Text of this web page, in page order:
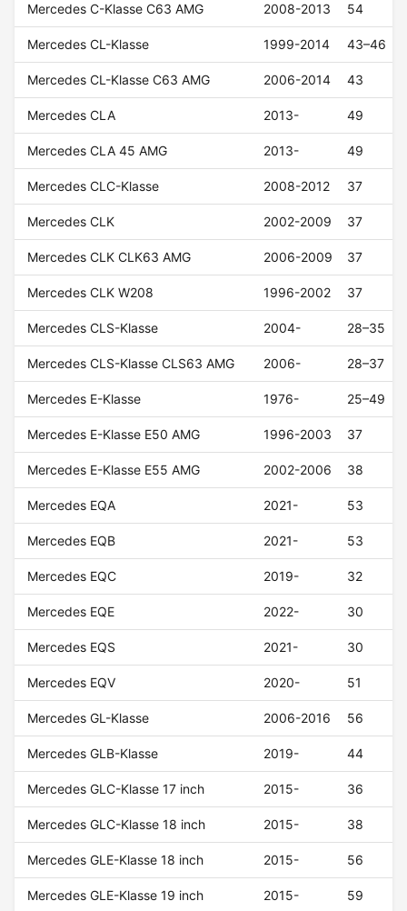
Mercedes C-Klasse C63 AMG 2008-2013 54
Mercedes CL-Klasse 1999-2014 43–46
Mercedes CL-Klasse C63 AMG 2006-2014 43
Mercedes CLA 2013- 49
Mercedes CLA 45 AMG 2013- 49
Mercedes CLC-Klasse 2008-2012 37
Mercedes CLK 2002-2009 37
Mercedes CLK CLK63 AMG 2006-2009 37
Mercedes CLK W208 1996-2002 37
Mercedes CLS-Klasse 2004- 28–35
Mercedes CLS-Klasse CLS63 AMG 2006- 28–37
Mercedes E-Klasse 1976- 25–49
Mercedes E-Klasse E50 AMG 1996-2003 37
Mercedes E-Klasse E55 AMG 2002-2006 38
Mercedes EQA 2021- 53
Mercedes EQB 2021- 53
Mercedes EQC 2019- 32
Mercedes EQE 2022- 30
Mercedes EQS 2021- 30
Mercedes EQV 2020- 51
Mercedes GL-Klasse 2006-2016 56
Mercedes GLB-Klasse 2019- 44
Mercedes GLC-Klasse 17 inch 2015- 36
Mercedes GLC-Klasse 18 inch 2015- 38
Mercedes GLE-Klasse 18 inch 2015- 56
Mercedes GLE-Klasse 19 inch 2015- 59